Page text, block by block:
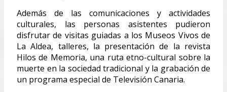
Además de las comunicaciones y actividades
culturales, las personas asistentes pudieron
disfrutar de visitas guiadas a los Museos Vivos de
La Aldea, talleres, la presentación de la revista
Hilos de Memoria, una ruta etno-cultural sobre la
muerte en la sociedad tradicional y la grabación de
un programa especial de Televisión Canaria.